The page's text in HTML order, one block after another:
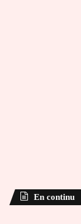
En continu